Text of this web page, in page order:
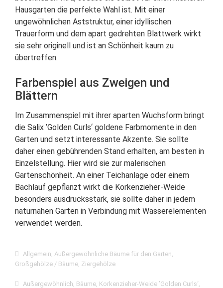
Hausgarten die perfekte Wahl ist. Mit einer
ungewöhnlichen Aststruktur, einer idyllischen
Trauerform und dem apart gedrehten Blattwerk wirkt
sie sehr originell und ist an Schönheit kaum zu
übertreffen.
Farbenspiel aus Zweigen und
Blättern
Im Zusammenspiel mit ihrer aparten Wuchsform bringt
die Salix ’Golden Curls‘ goldene Farbmomente in den
Garten und setzt interessante Akzente. Sie sollte
daher einen gebührenden Stand erhalten, am besten in
Einzelstellung. Hier wird sie zur malerischen
Gartenschönheit. An einer Teichanlage oder einem
Bachlauf gepflanzt wirkt die Korkenzieher-Weide
besonders ausdrucksstark, sie sollte daher in jedem
naturnahen Garten in Verbindung mit Wasserelementen
verwendet werden.
Allgemein, Außergewöhnliche Bäume für den Garten,
Großgehölze / Bäume, Ziergehölze
Außergewöhnlich, Bäume, Korkenzieher-Weide ’Golden Curls‘,